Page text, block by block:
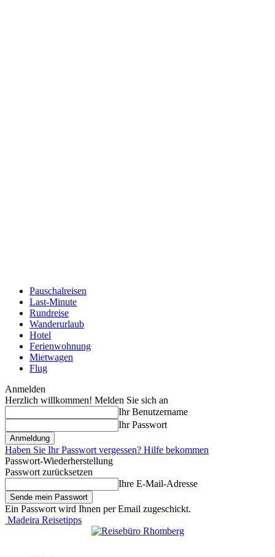
Pauschalreisen
Last-Minute
Rundreise
Wanderurlaub
Hotel
Ferienwohnung
Mietwagen
Flug
Anmelden
Herzlich willkommen! Melden Sie sich an
Ihr Benutzername
Ihr Passwort
Haben Sie Ihr Passwort vergessen? Hilfe bekommen
Passwort-Wiederherstellung
Passwort zurücksetzen
Ihre E-Mail-Adresse
Ein Passwort wird Ihnen per Email zugeschickt.
Madeira Reisetipps